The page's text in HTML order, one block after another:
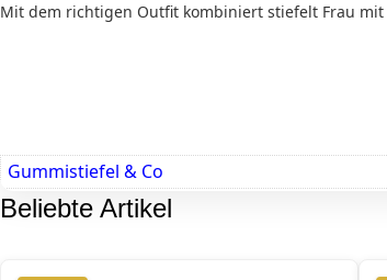
Mit dem richtigen Outfit kombiniert stiefelt Frau
Gummistiefel & Co
Beliebte Artikel